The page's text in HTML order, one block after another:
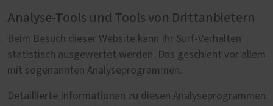
Analyse-Tools und Tools von Drittanbietern
Beim Besuch dieser Website kann Ihr Surf-Verhalten
statistisch ausgewertet werden. Das geschieht vor allem
mit sogenannten Analyseprogrammen.
Detaillierte Informationen zu diesen Analyseprogrammen